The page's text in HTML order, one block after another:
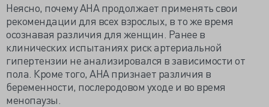
Неясно, почему AHA продолжает применять свои
рекомендации для всех взрослых, в то же время
осознавая различия для женщин. Ранее в
клинических испытаниях риск артериальной
гипертензии не анализировался в зависимости от
пола. Кроме того, AHA признает различия в
беременности, послеродовом уходе и во время
менопаузы.